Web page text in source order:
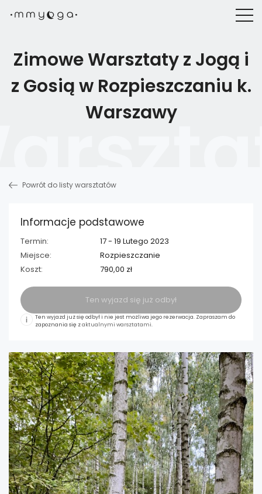
Zimowe Warsztaty z Jogą i
z Gosią w Rozpieszczaniu k.
Warszawy
Powrót do listy warsztatów
Informacje podstawowe
Termin:
17 - 19 Lutego 2023
Miejsce:
Rozpieszczanie
Koszt:
790,00 zł
Ten wyjazd się już odbył
Ten wyjazd już się odbył i nie jest możliwa jego rezerwacja. Zapraszam do
zapoznania się zaktualnymi warsztatami.